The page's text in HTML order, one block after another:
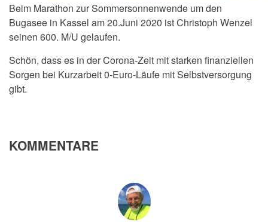
Beim Marathon zur Sommersonnenwende um den
Bugasee in Kassel am 20.Juni 2020 ist Christoph Wenzel
seinen 600. M/U gelaufen.
Schön, dass es in der Corona-Zeit mit starken finanziellen
Sorgen bei Kurzarbeit 0-Euro-Läufe mit Selbstversorgung
gibt.
KOMMENTARE